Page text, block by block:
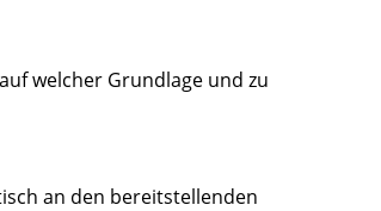
welcher Grundlage und zu
an den bereitstellenden